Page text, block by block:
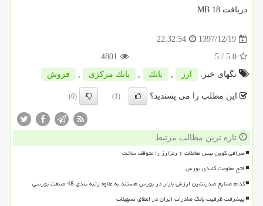
دریافت 18 MB
1397/12/19
22:32:54
5.0
/ 5
4801
تگهای خبر:
ارز , بانك , بانك مركزی , فروش
این مطلب را می پسندید؟ (1)
(0)
تازه ترین مطالب مرتبط
صرافی کوین بیس معاملات ۶ رمزارز را متوقف ساخت
فتح مقاومت کلیدی بورس
کدام صنایع صدرنشین ارزش بازار در بورس هستند به علاوه رتبه بندی 48 صنعت بورسی
پیشرفت ظرفیت بانک صادرات ایران در اعطای تسهیلات